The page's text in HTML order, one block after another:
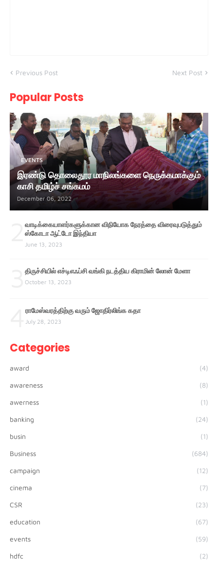
Previous Post Next Post
Popular Posts
EVENTS
இரண்டு தொலைதூர மாநிலங்களை நெருக்கமாக்கும்
காசி தமிழ்ச் சங்கமம்
December 06, 2022
வாடிக்கையாளர்களுக்கான விநியோக நேரத்தை விரைவுபடுத்தும்
ஸ்கோடா ஆட்டோ இந்தியா
June 13, 2023
திருச்சியில் எச்டிஎஃப்சி வங்கி நடத்திய கிராமின் லோன் மேளா
October 13, 2023
ராமேஸ்வரத்திற்கு வரும் ஜோதிர்லிங்க கதா
July 28, 2023
Categories
award (4)
awareness (8)
awerness (1)
banking (24)
busin (1)
Business (684)
campaign (12)
cinema (7)
CSR (23)
education (67)
events (59)
hdfc (2)